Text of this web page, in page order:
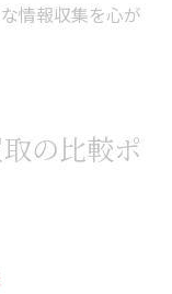
情報収集を心が
の比較ポ